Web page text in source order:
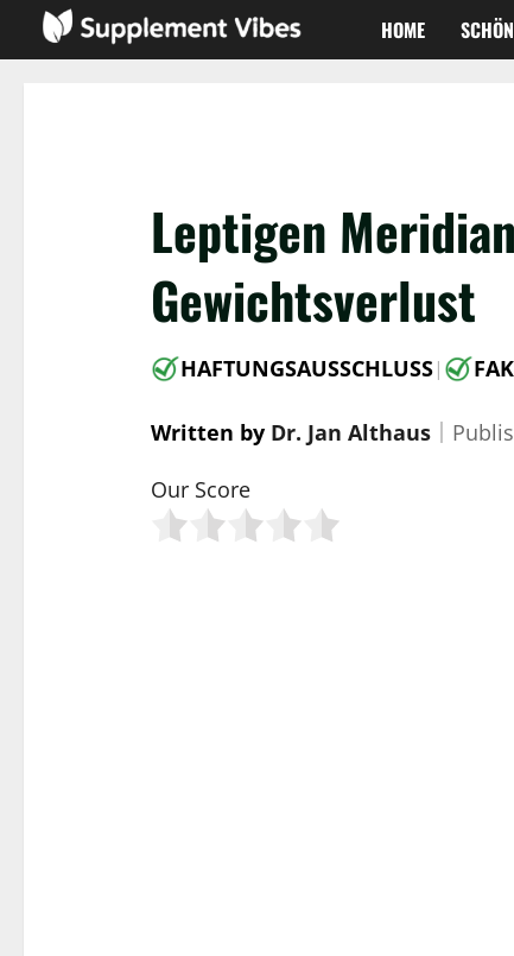
Inhalt
HOME
Leptigen
Gewichtsverlust
HAFTUNGSAUSSCHLUSS|
Written by Dr. Jan Althaus｜
Our Score